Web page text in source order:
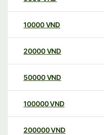
10000 VND
20000 VND
50000 VND
100000VND
200000VND